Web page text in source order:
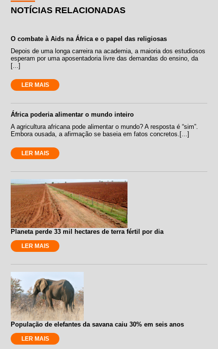
NOTÍCIAS RELACIONADAS
O combate à Aids na África e o papel das religiosas
Depois de uma longa carreira na academia, a maioria dos estudiosos
esperam por uma aposentadoria livre das demandas do ensino, da
[...]
LER MAIS
África poderia alimentar o mundo inteiro
A agricultura africana pode alimentar o mundo? A resposta é “sim”.
Embora ousada, a afirmação se baseia em fatos concretos.[...]
LER MAIS
Planeta perde 33 mil hectares de terra fértil por dia
LER MAIS
População de elefantes da savana caiu 30% em seis anos
LER MAIS